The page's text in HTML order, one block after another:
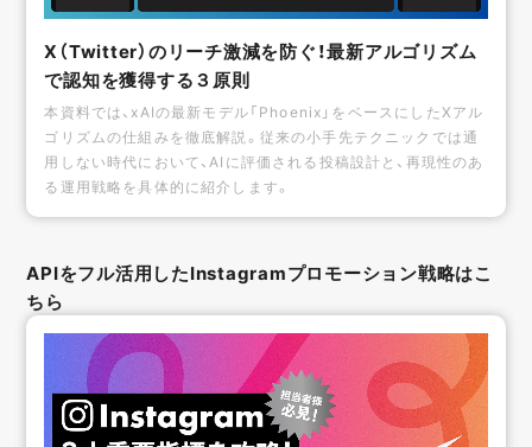
X（Twitter）のリーチ激減を防ぐ！最新アルゴリズム
で認知を獲得する３原則
本資料では、xAIの最新モデル「Phoenix」をベースにしたXアル
ゴリズムの仕組みを徹底解説。従来の小手先テクニックでは通
用しない時代において、AIに評価される投稿設計と、再現性のあ
る運用戦略を具体的に紹介します。
APIをフル活用したInstagramプロモーション戦略はこ
ちら